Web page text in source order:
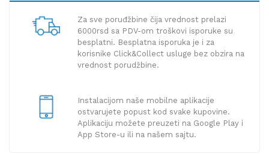
Za sve poruđžbine čija vrednost prelazi
6000rsd sa PDV-om troškovi isporuke su
besplatni. Besplatna isporuka je i za
korisnike Click&Collect usluge bez obzira na
vrednost porudžbine.
Instalacijom naše mobilne aplikacije
ostvarujete popust kod svake kupovine.
Aplikaciju možete preuzeti na Google Play i
App Store-u ili na našem sajtu.